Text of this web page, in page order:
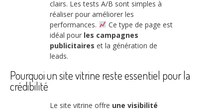
clairs. Les tests A/B sont simples à
réaliser pour améliorer les
performances.
Ce type de page est
idéal pour les campagnes
publicitaires et la génération de
leads.
Pourquoi un site vitrine reste essentiel pour la
crédibilité
Le site vitrine offre une visibilité